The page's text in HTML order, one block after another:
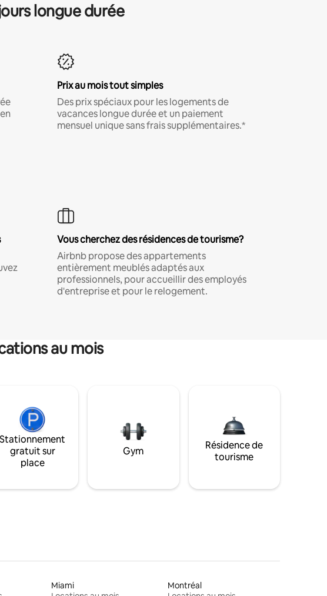
longue durée
Prix au mois tout simples
Des prix spéciaux pour les logements de
vacances longue durée et un paiement
mensuel unique sans frais supplémentaires.*
Vous cherchez des résidences de tourisme?
Airbnb propose des appartements
entièrement meublés adaptés aux
professionnels, pour accueillir des employés
d'entreprise et pour le relogement.
au mois
Stationnement
gratuit sur
place
Gym
Résidence de
tourisme
Miami
Montréal